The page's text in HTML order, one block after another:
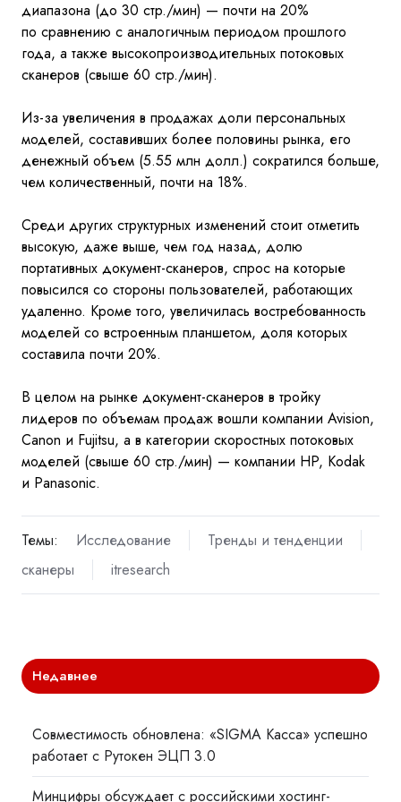
диапазона (до 30 стр./мин) — почти на 20%
по сравнению с аналогичным периодом прошлого
года, а также высокопроизводительных потоковых
сканеров (свыше 60 стр./мин).
Из-за увеличения в продажах доли персональных
моделей, составивших более половины рынка, его
денежный объем (5.55 млн долл.) сократился больше,
чем количественный, почти на 18%.
Среди других структурных изменений стоит отметить
высокую, даже выше, чем год назад, долю
портативных документ-сканеров, спрос на которые
повысился со стороны пользователей, работающих
удаленно. Кроме того, увеличилась востребованность
моделей со встроенным планшетом, доля которых
составила почти 20%.
В целом на рынке документ-сканеров в тройку
лидеров по объемам продаж вошли компании Avision,
Canon и Fujitsu, а в категории скоростных потоковых
моделей (свыше 60 стр./мин) — компании HP, Kodak
и Panasonic.
Темы: Исследование
Тренды и тенденции
сканеры
itresearch
Недавнее
Совместимость обновлена: «SIGMA Касса» успешно
работает с Рутокен ЭЦП 3.0
Минцифры обсуждает с российскими хостинг-